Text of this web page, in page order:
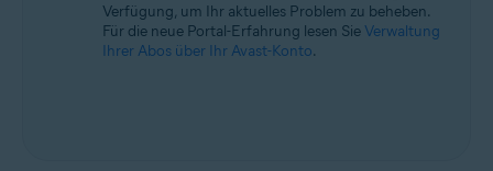
Verfügung, um Ihr aktuelles Problem zu beheben.
Für die neue Portal-Erfahrung lesen Sie Verwaltung
Ihrer Abos über Ihr Avast-Konto.